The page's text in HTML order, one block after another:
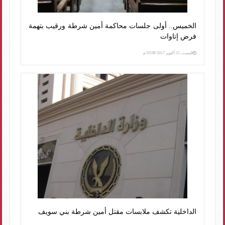
الخميس.. أولى جلسات محاكمة أمين شرطة ورقيب بتهمة
فرض إتاوات
السبت، 21 أكتوبر 2017 03:09 م
الداخلية تكشف ملابسات مقتل أمين شرطة بني سويف